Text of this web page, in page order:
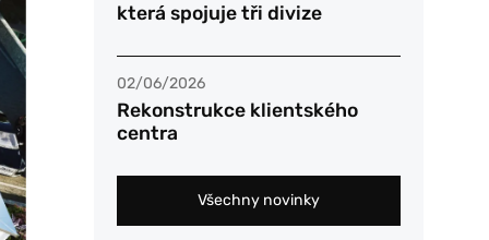
která spojuje tři divize
02/06/2026
Rekonstrukce klientského
centra
Všechny novinky